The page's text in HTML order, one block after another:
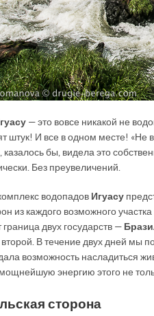
— это вовсе никакой не
штук! И все в одном месте!
казалось бы, видела это
Без преувеличений.
водопадов Игуасу
из каждого возможного
граница двух государств —
В течение двух дней мы
возможность насладиться
энергию этого не
сторона